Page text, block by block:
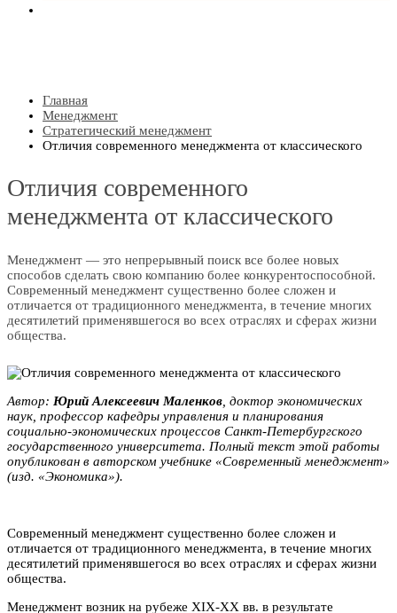
Главная
Менеджмент
Стратегический менеджмент
Отличия современного менеджмента от классического
Отличия современного
менеджмента от классического
Менеджмент — это непрерывный поиск все более новых
способов сделать свою компанию более конкурентоспособной.
Современный менеджмент существенно более сложен и
отличается от традиционного менеджмента, в течение многих
десятилетий применявшегося во всех отраслях и сферах жизни
общества.
Автор: Юрий Алексеевич Maлeнкoв, доктор экономических
наук, профессор кафедры управления и планирования
социально-экономических процессов Санкт-Петербургского
государственного университета. Полный текст этой работы
опубликован в авторском учебнике «Современный менеджмент»
(изд. «Экономика»).
Современный менеджмент существенно более сложен и
отличается от традиционного менеджмента, в течение многих
десятилетий применявшегося во всех отраслях и сферах жизни
общества.
Менеджмент возник на рубеже XIX-XX вв. в результате